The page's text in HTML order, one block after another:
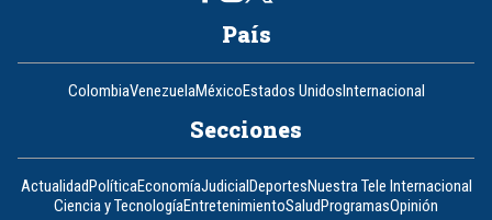
País
ColombiaVenezuelaMéxicoEstados Unidos Internacional
Secciones
Actualidad PolíticaEconomíaJudicial DeportesNuestra Tele Internacional
Ciencia y TecnologíaEntretenimientoSalud ProgramasOpinión